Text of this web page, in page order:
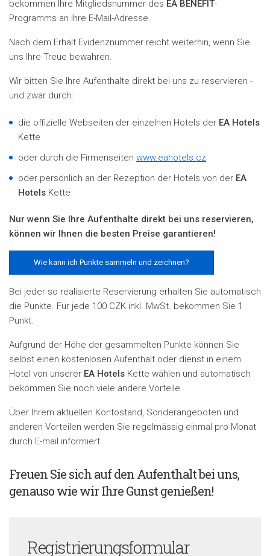
bekommen Ihre Mitgliedsnummer des EA BENEFIT-
Programms an Ihre E-Mail-Adresse.
Nach dem Erhalt Evidenznummer reicht weiterhin, wenn Sie
uns Ihre Treue bewahren.
Wir bitten Sie Ihre Aufenthalte direkt bei uns zu reservieren -
und zwar durch:
die offizielle Webseiten der einzelnen Hotels der EA Hotels
Kette
oder durch die Firmenseiten www.eahotels.cz
oder persönlich an der Rezeption der Hotels von der EA
Hotels Kette
Nur wenn Sie Ihre Aufenthalte direkt bei uns reservieren,
können wir Ihnen die besten Preise garantieren!
Wie kann ich Punkte sammeln und zeichnen?
Bei jeder so realisierte Reservierung erhalten Sie automatisch
die Punkte. Für jede 100 CZK inkl. MwSt. bekommen Sie 1
Punkt.
Aufgrund der Höhe der gesammelten Punkte können Sie
selbst einen kostenlosen Aufenthalt oder dienst in einem
Hotel von unserer EA Hotels Kette wählen und automatisch
bekommen Sie noch viele andere Vorteile.
Über Ihrem aktuellen Kontostand, Sonderangeboten und
anderen Vorteilen werden Sie regelmässig einmal pro Monat
durch E-mail informiert.
Freuen Sie sich auf den Aufenthalt bei uns,
genauso wie wir Ihre Gunst genießen!
Registrierungsformular